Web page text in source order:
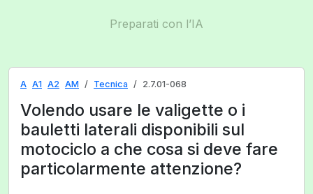
Preparati con l’IA
A A1 A2 AM Tecnica 2.7.01-068
Volendo usare le valigette o i
bauletti laterali disponibili sul
motociclo a che cosa si deve fare
particolarmente attenzione?